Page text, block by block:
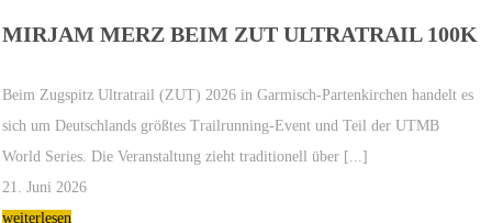
MIRJAM MERZ BEIM ZUT ULTRATRAIL 100K
Beim Zugspitz Ultratrail (ZUT) 2026 in Garmisch-Partenkirchen handelt es
sich um Deutschlands größtes Trailrunning-Event und Teil der UTMB
World Series. Die Veranstaltung zieht traditionell über [...]
21. Juni 2026
weiterlesen